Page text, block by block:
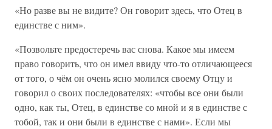
«Но разве вы не видите? Он говорит здесь, что Отец в
единстве с ним».
«Позвольте предостеречь вас снова. Какое мы имеем
право говорить, что он имел ввиду что-то отличающееся
от того, о чём он очень ясно молился своему Отцу и
говорил о своих последователях: «чтобы все они были
одно, как ты, Отец, в единстве со мной и я в единстве с
тобой, так и они были в единстве с нами». Если мы